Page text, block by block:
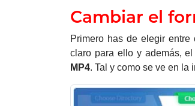
Cambiar el
Primero has de elegir entre
claro para ello y además,
MP4. Tal y como se ve en la